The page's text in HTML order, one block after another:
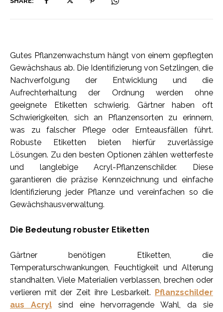
Gutes Pflanzenwachstum hängt von einem gepflegten
Gewächshaus ab. Die Identifizierung von Setzlingen, die
Nachverfolgung der Entwicklung und die
Aufrechterhaltung der Ordnung werden ohne
geeignete Etiketten schwierig. Gärtner haben oft
Schwierigkeiten, sich an Pflanzensorten zu erinnern,
was zu falscher Pflege oder Ernteausfällen führt.
Robuste Etiketten bieten hierfür zuverlässige
Lösungen. Zu den besten Optionen zählen wetterfeste
und langlebige Acryl-Pflanzenschilder. Diese
garantieren die präzise Kennzeichnung und einfache
Identifizierung jeder Pflanze und vereinfachen so die
Gewächshausverwaltung.
Die Bedeutung robuster Etiketten
Gärtner benötigen Etiketten, die
Temperaturschwankungen, Feuchtigkeit und Alterung
standhalten. Viele Materialien verblassen, brechen oder
verlieren mit der Zeit ihre Lesbarkeit. Pflanzschilder
aus Acrylsind eine hervorragende Wahl, da sie